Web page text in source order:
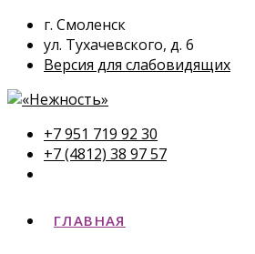
г. Смоленск
ул. Тухачевского, д. 6
Версия для слабовидящих
+7 951 719 92 30
+7 (4812) 38 97 57
ГЛАВНАЯ